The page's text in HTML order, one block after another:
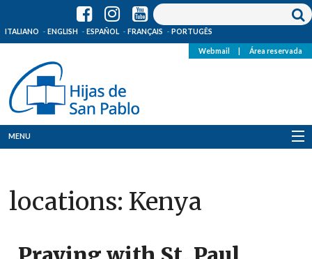
ITALIANO ENGLISH ESPAÑOL FRANÇAIS PORTUGÊS
Webmail Área reservada
MENU
Dónde estamos
locations: Kenya